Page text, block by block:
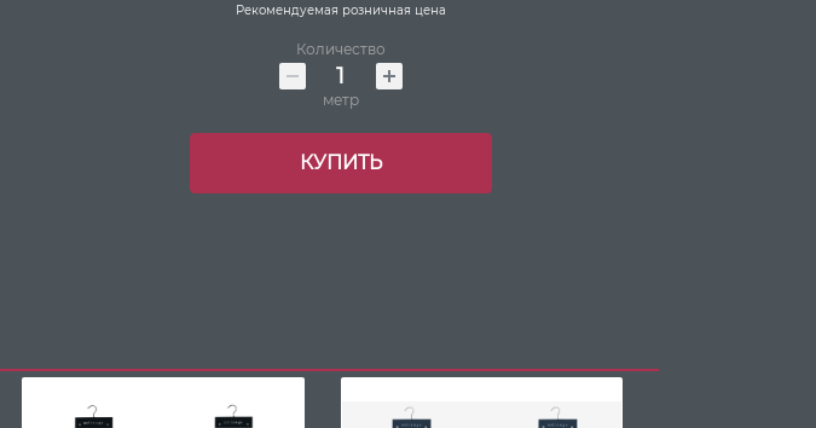
Рекомендуемая розничная цена
Количество
метр
КУПИТЬ